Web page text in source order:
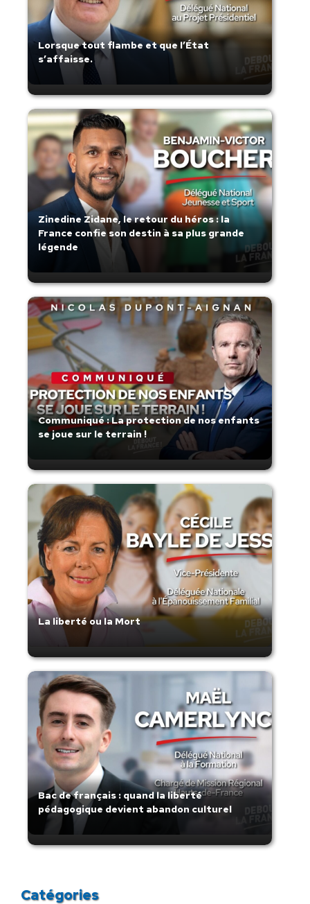
Lorsque tout flambe et que l’État
s’affaisse.
Zinedine Zidane, le retour du héros : la
France confie son destin à sa plus grande
légende
Communiqué : La protection de nos enfants
se joue sur le terrain !
La liberté ou la Mort
Bac de français : quand la liberté
pédagogique devient abandon culturel
Catégories